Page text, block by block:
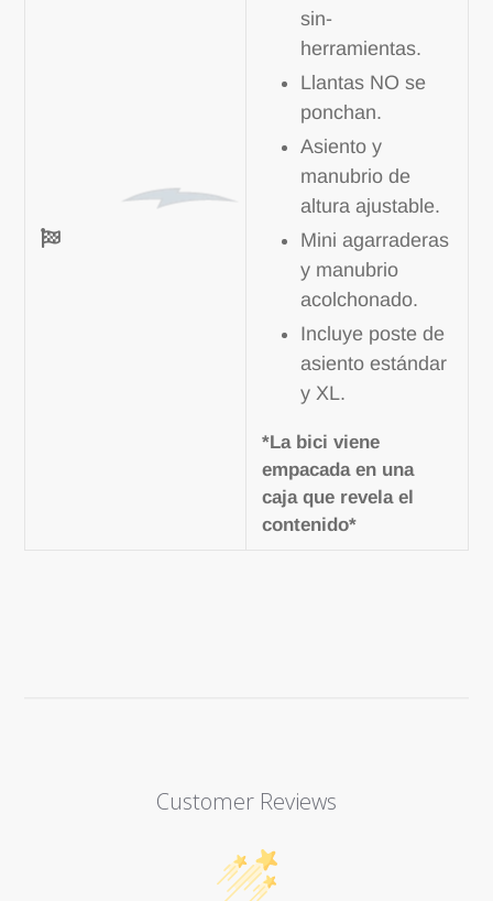
sin-
herramientas.
Llantas NO se
ponchan.
Asiento y
manubrio de
altura ajustable.
Mini agarraderas
y manubrio
acolchonado.
Incluye poste de
asiento estándar
y XL.
*La bici viene
empacada en una
caja que revela el
contenido*
Customer Reviews